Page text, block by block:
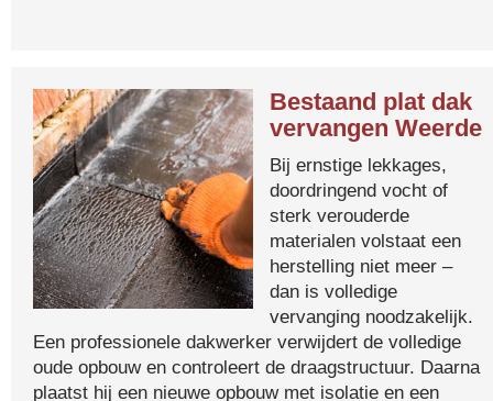
Bestaand plat dak
vervangen Weerde
Bij ernstige lekkages,
doordringend vocht of
sterk verouderde
materialen volstaat een
herstelling niet meer –
dan is volledige
vervanging noodzakelijk.
Een professionele dakwerker verwijdert de volledige
oude opbouw en controleert de draagstructuur. Daarna
plaatst hij een nieuwe opbouw met isolatie en een